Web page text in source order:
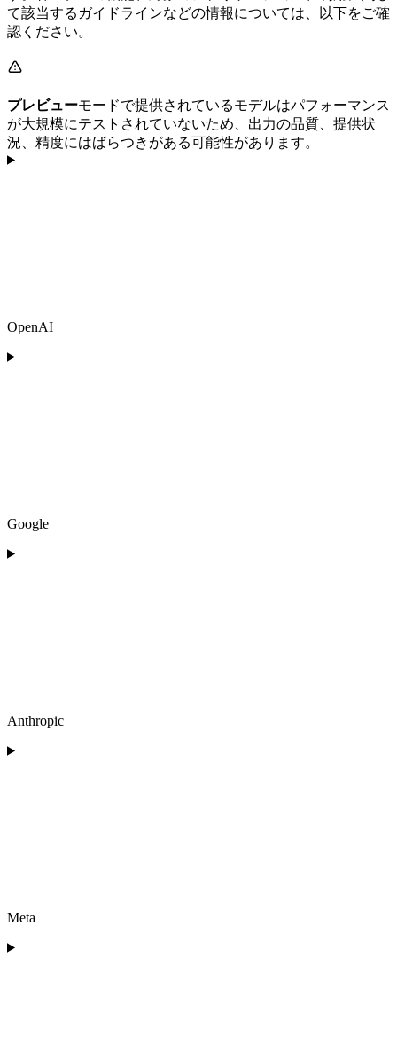
て該当するガイドラインなどの情報については、以下をご確
認ください。
プレビューモードで提供されているモデルはパフォーマンス
が大規模にテストされていないため、出力の品質、提供状
況、精度にはばらつきがある可能性があります。
OpenAI
Google
Anthropic
Meta